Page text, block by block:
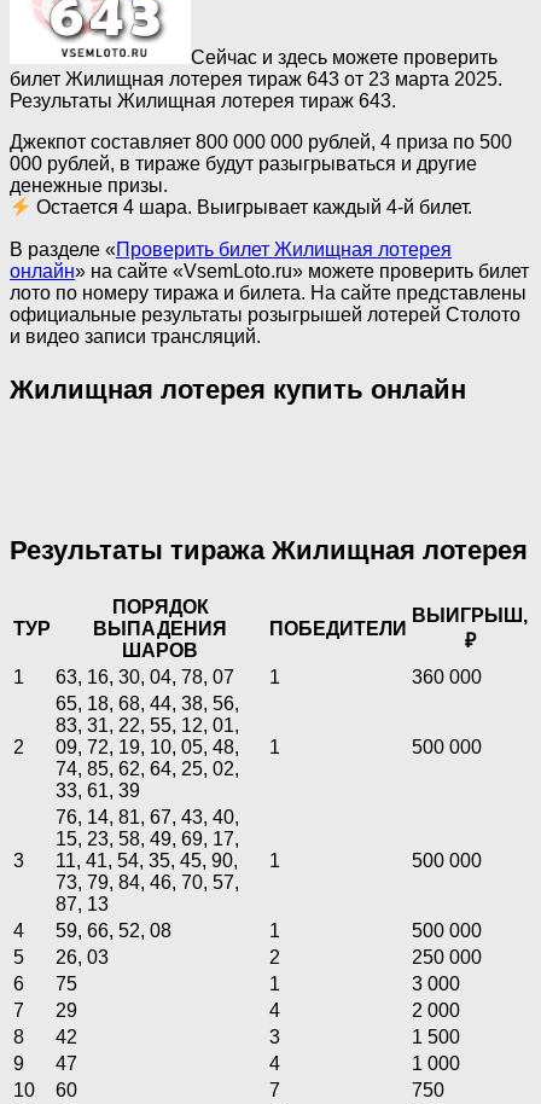
Сейчас и здесь можете проверить
билет Жилищная лотерея тираж 643 от 23 марта 2025.
Результаты Жилищная лотерея тираж 643.
Джекпот составляет 800 000 000 рублей, 4 приза по 500
000 рублей, в тираже будут разыгрываться и другие
денежные призы.
Остается 4 шара. Выигрывает каждый 4-й билет.
В разделе «Проверить билет Жилищная лотерея
онлайн» на сайте «VsemLoto.ru» можете проверить билет
лото по номеру тиража и билета. На сайте представлены
официальные результаты розыгрышей лотерей Столото
и видео записи трансляций.
Жилищная лотерея купить онлайн
Результаты тиража Жилищная лотерея
ТУР
ПОРЯДОК
ВЫПАДЕНИЯ
ШАРОВ
ПОБЕДИТЕЛИ
ВЫИГРЫШ,
₽
1
63, 16, 30, 04, 78, 07 1 360 000
2
65, 18, 68, 44, 38, 56,
83, 31, 22, 55, 12, 01,
09, 72, 19, 10, 05, 48,
74, 85, 62, 64, 25, 02,
33, 61, 39
1 500 000
3
76, 14, 81, 67, 43, 40,
15, 23, 58, 49, 69, 17,
11, 41, 54, 35, 45, 90,
73, 79, 84, 46, 70, 57,
87, 13
1 500 000
4 59, 66, 52, 08 1
500 000
5
26, 03 2
250 000
6
75 1
3 000
7
29 4
2 000
8
42 3
1 500
9
47 4
1 000
10
60 7
750